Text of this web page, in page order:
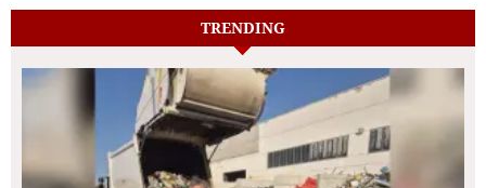
TRENDING